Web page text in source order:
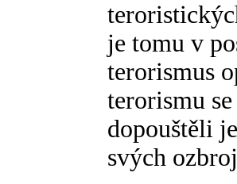
je tomu v
terorismus
terorismu
dopouštěli
svých